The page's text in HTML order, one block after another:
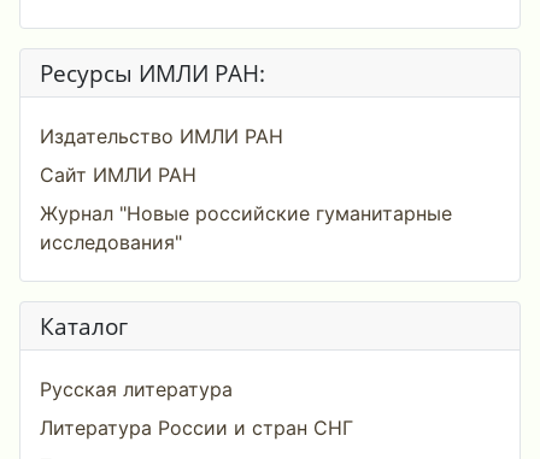
Ресурсы ИМЛИ РАН:
Издательство ИМЛИ РАН
Сайт ИМЛИ РАН
Журнал "Новые российские гуманитарные
исследования"
Каталог
Русская литература
Литература России и стран СНГ